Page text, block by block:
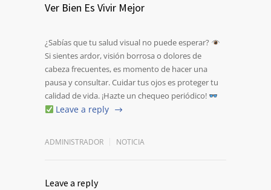
Ver Bien Es Vivir Mejor
¿Sabías que tu salud visual no puede esperar?
Si sientes ardor, visión borrosa o dolores de
cabeza frecuentes, es momento de hacer una
pausa y consultar. Cuidar tus ojos es proteger tu
calidad de vida. ¡Hazte un chequeo periódico!
Leave a reply
ADMINISTRADOR NOTICIA
Leave a reply